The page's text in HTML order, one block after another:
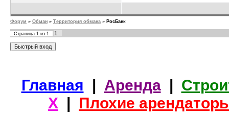
Форум » Обман » Территория обмана » РосБанк
Страница 1 из 1 1
Главная | Аренда|
Х | Плохие